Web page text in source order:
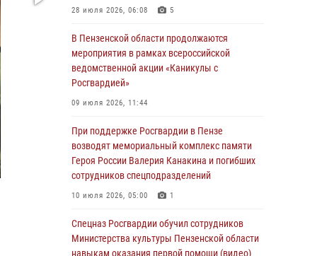
помощь дезориентированному пенсионеру
В Пензе при силовой поддержке Росгвардии
пресечена деятельность ОПГ,
маскировавшейся под реабилитационный
центр (видео)
В Управлении Росгвардии по Пензенской
области подвели итоги работы за первое
полугодие 2026 года
04 августа 2026, 06:08
Росгвардия обеспечила безопасность
праздничных мероприятий в День ВДВ в
28 июля 2026, 06:08 5
В Пензенской области продолжаются
мероприятия в рамках всероссийской
ведомственной акции «Каникулы с
Росгвардией»
09 июля 2026, 11:44
При поддержке Росгвардии в Пензе
возводят мемориальный комплекс памяти
Героя России Валерия Канакина и погибших
сотрудников спецподразделений
10 июля 2026, 05:00 1
Спецназ Росгвардии обучил сотрудников
Министерства культуры Пензенской области
навыкам оказания первой помощи (видео)